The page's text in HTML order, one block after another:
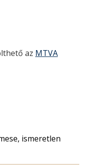
az MTVA
ismeretlen